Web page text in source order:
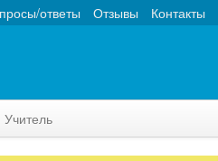
Контакты
Отзывы
ответы
Учитель